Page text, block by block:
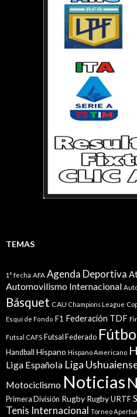
TEMAS
1° fecha AFA Agenda Deportiva
Automovilismo Internacional
Básquet CAU Champions League
Esquí de Fondo F1 Federación TDF
Futsal CAFS Futsal Federado
Handball Hispano Hispano Americano
Liga Española Liga
Motociclismo Noticias
Primera División Rugby Rugby URTF
Tenis Internacional Torneo